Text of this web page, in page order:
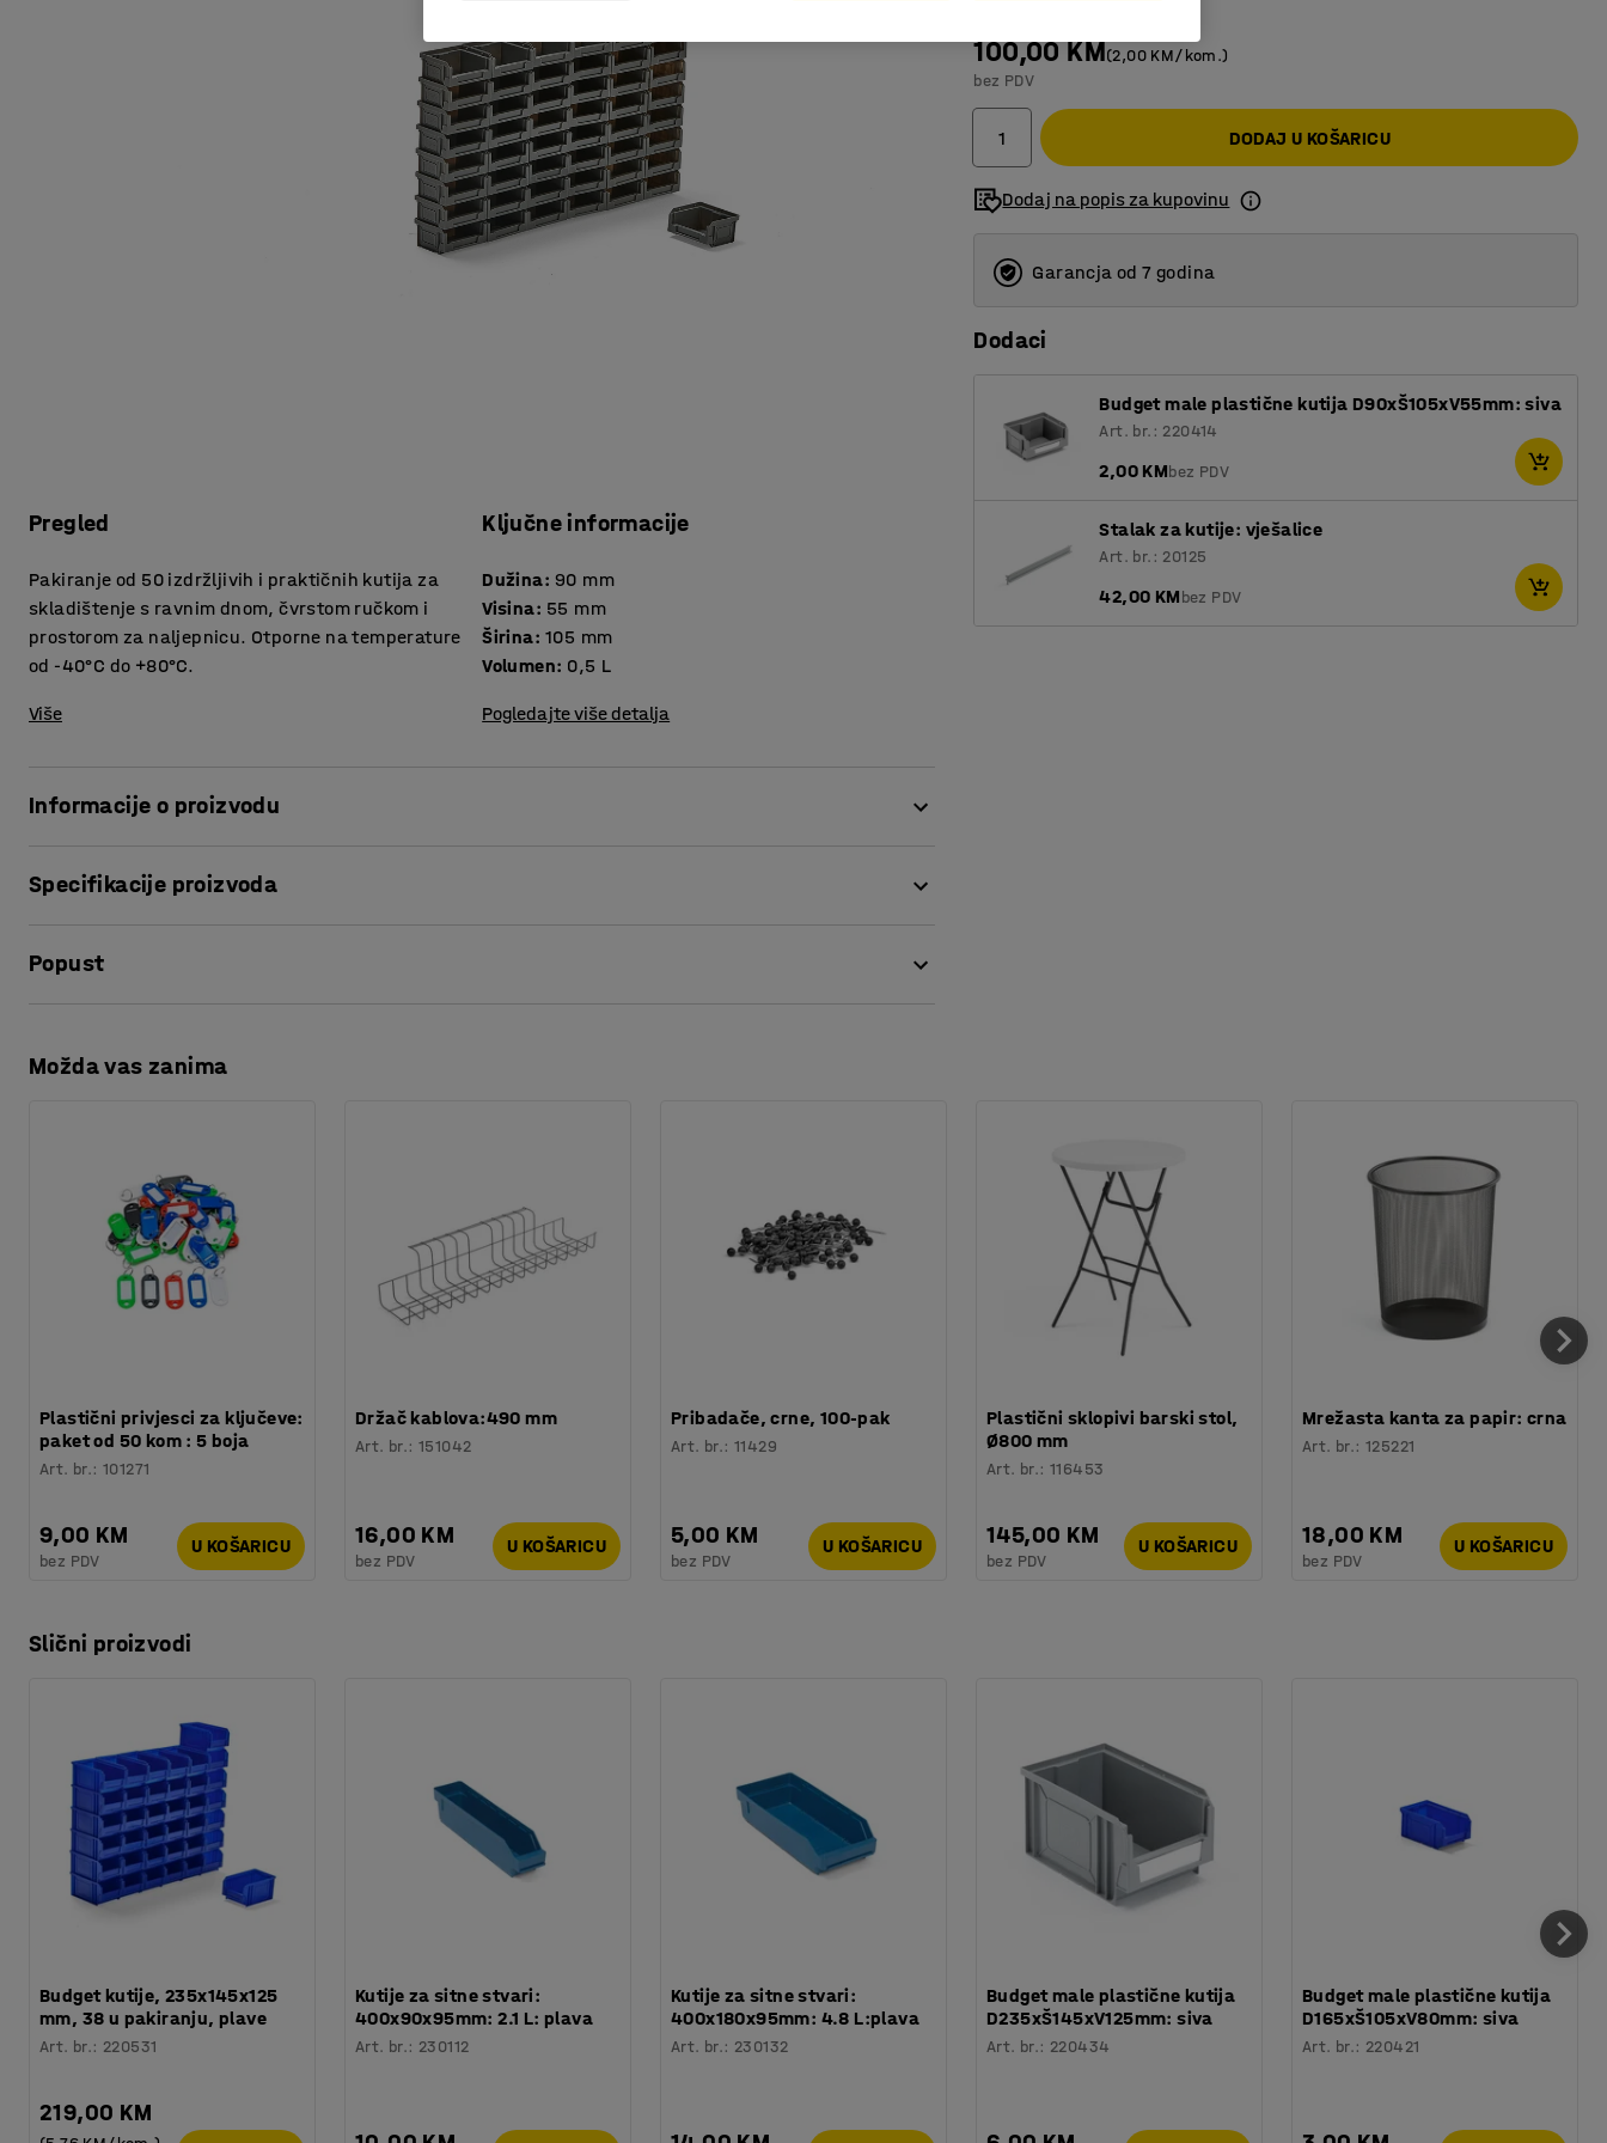
Pregled
Pakiranje od 50 izdržljivih i praktičnih kutija za
skladištenje s ravnim dnom, čvrstom ručkom i
prostorom za naljepnicu. Otporne na temperature
od -40°C do +80°C.
Više
Ključne informacije
Dužina: 90 mm
Visina: 55 mm
Širina: 105 mm
Volumen: 0,5 L
Pogledajte više detalja
Informacije o proizvodu
izrađenim od polietilena visoke gustoće!
kiseline, ulja, otapala i sredstva za pranje. Izrađene su od polietilena visoke gustoće, tako da mogu
Kutije za skladištenje imaju ravno dno i praktičnu ručku koja omogućava podizanje. Imaju veliki prostor
Specifikacije proizvoda
Visina: 55
Visina, Unutarnja
52
Širina, unutarnja: 90 mm
: Siva
Broj /pakiranje: 50
3 kg
Popust
Preuzmite upute za održavanjen
100,00 KM(2,00 KM/kom.)
bez PDV
DODAJ U KOŠARICU
Dodaj na popis za kupovinu
Garancja od 7 godina
Dodaci
Budget male plastične kutija D90xŠ105xV55mm: siva
Art. br.: 220414
2,00 KMbez PDV
Stalak za kutije: vješalice
Art. br.: 20125
42,00 KMbez PDV
Možda vas zanima
Plastični privjesci za ključeve:
paket od 50 kom : 5 boja
Art. br.:101271
9,00 KM
bez PDV
U KOŠARICU
Držač kablova:490 mm
Art. br.:151042
16,00 KM
bez PDV
U KOŠARICU
Pribadače, crne, 100-pak
Art. br.:11429
5,00 KM
bez PDV
U KOŠARICU
Plastični sklopivi barski stol,
Ø800 mm
Art. br.:116453
145,00 KM
bez PDV
U KOŠARICU
Mrežasta kanta za papir: crna
Art. br.:125221
18,00 KM
bez PDV
U KOŠARICU
Slični proizvodi
Budget kutije, 235x145x125
mm, 38 u pakiranju, plave
Art. br.: 220531
219,00 KM
Kutije za sitne stvari:
400x90x95mm: 2.1 L: plava
Art. br.: 230112
Kutije za sitne stvari:
400x180x95mm: 4.8 L:plava
Art. br.: 230132
Budget male plastične kutija
D235xŠ145xV125mm: siva
Art. br.: 220434
Budget male plastične kutija
D165xŠ105xV80mm: siva
Art. br.: 220421